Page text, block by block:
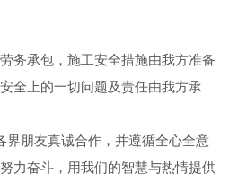
务承包，施工安全措施由我方准备
全上的一切问题及责任由我方承
界朋友真诚合作，并遵循全心全意
力奋斗，用我们的智慧与热情提供